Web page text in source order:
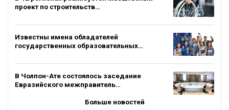
проект по строительств…
Известны имена обладателей
государственных образовательных…
В Чолпон-Ате состоялось заседание
Евразийского межправитель…
Больше новостей